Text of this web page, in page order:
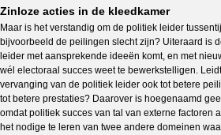
Zinloze acties in de kleedkamer
Maar is het verstandig om de politiek leider
bijvoorbeeld de peilingen slecht zijn? Uiteraard is
leider met aansprekende ideeën komt, en met
wél electoraal succes weet te bewerkstelligen.
vervanging van de politiek leider ook tot betere
tot betere prestaties? Daarover is hoegenaamd
omdat politiek succes van tal van externe factoren
het nodige te leren van twee andere domeinen